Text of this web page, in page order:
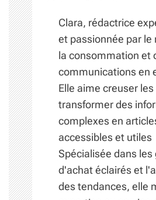
Clara, rédactrice
et passionnée par le
la consommation et
communications en
Elle aime creuser
transformer des
complexes en
accessibles et utiles
Spécialisée dans les
d'achat éclairés et
des tendances, elle